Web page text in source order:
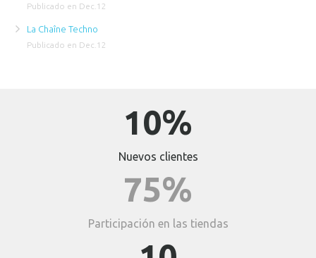
Publicado en Dec.12
La Chaîne Techno
Publicado en Dec.12
10%
Nuevos clientes
75%
Participación en las tiendas